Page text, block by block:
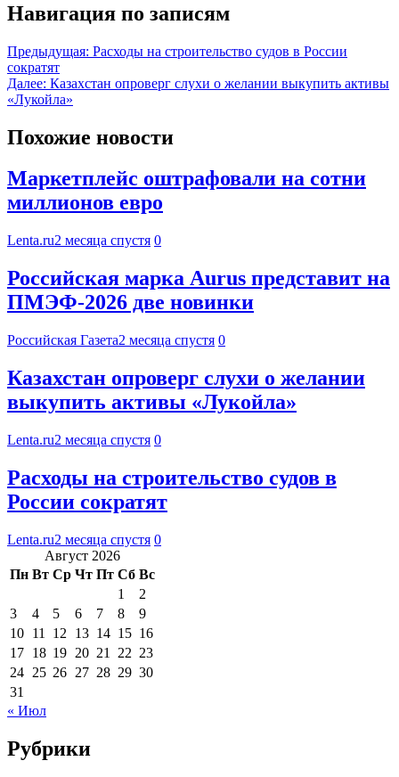
Навигация по записям
Предыдущая: Расходы на строительство судов в России
сократят
Далее: Казахстан опроверг слухи о желании выкупить активы
«Лукойла»
Похожие новости
Маркетплейс оштрафовали на сотни
миллионов евро
Lenta.ru2 месяца спустя 0
Российская марка Aurus представит на
ПМЭФ-2026 две новинки
Российская Газета2 месяца спустя 0
Казахстан опроверг слухи о желании
выкупить активы «Лукойла»
Lenta.ru2 месяца спустя 0
Расходы на строительство судов в
России сократят
Lenta.ru2 месяца спустя 0
Август 2026
Пн Вт Ср Чт Пт Сб Вс
1
2
3
4 5 6 7 8
9
10 11 12 13 14 15 16
17 18 19 20 21 22 23
24 25 26 27 28 29 30
31
« Июл
Рубрики